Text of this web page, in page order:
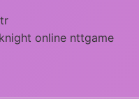
knight online nttgame